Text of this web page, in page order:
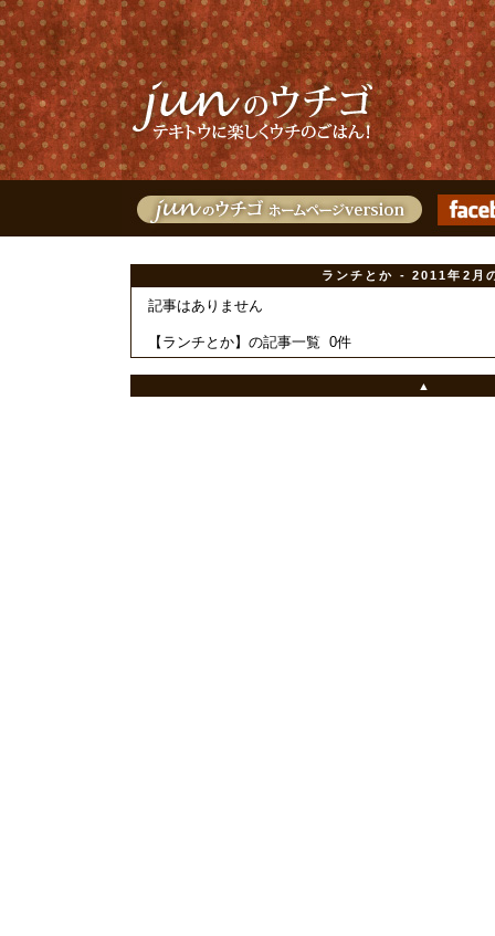
ランチとか - 2011年2月
記事はありません
【ランチとか】の記事一覧 0件
▲